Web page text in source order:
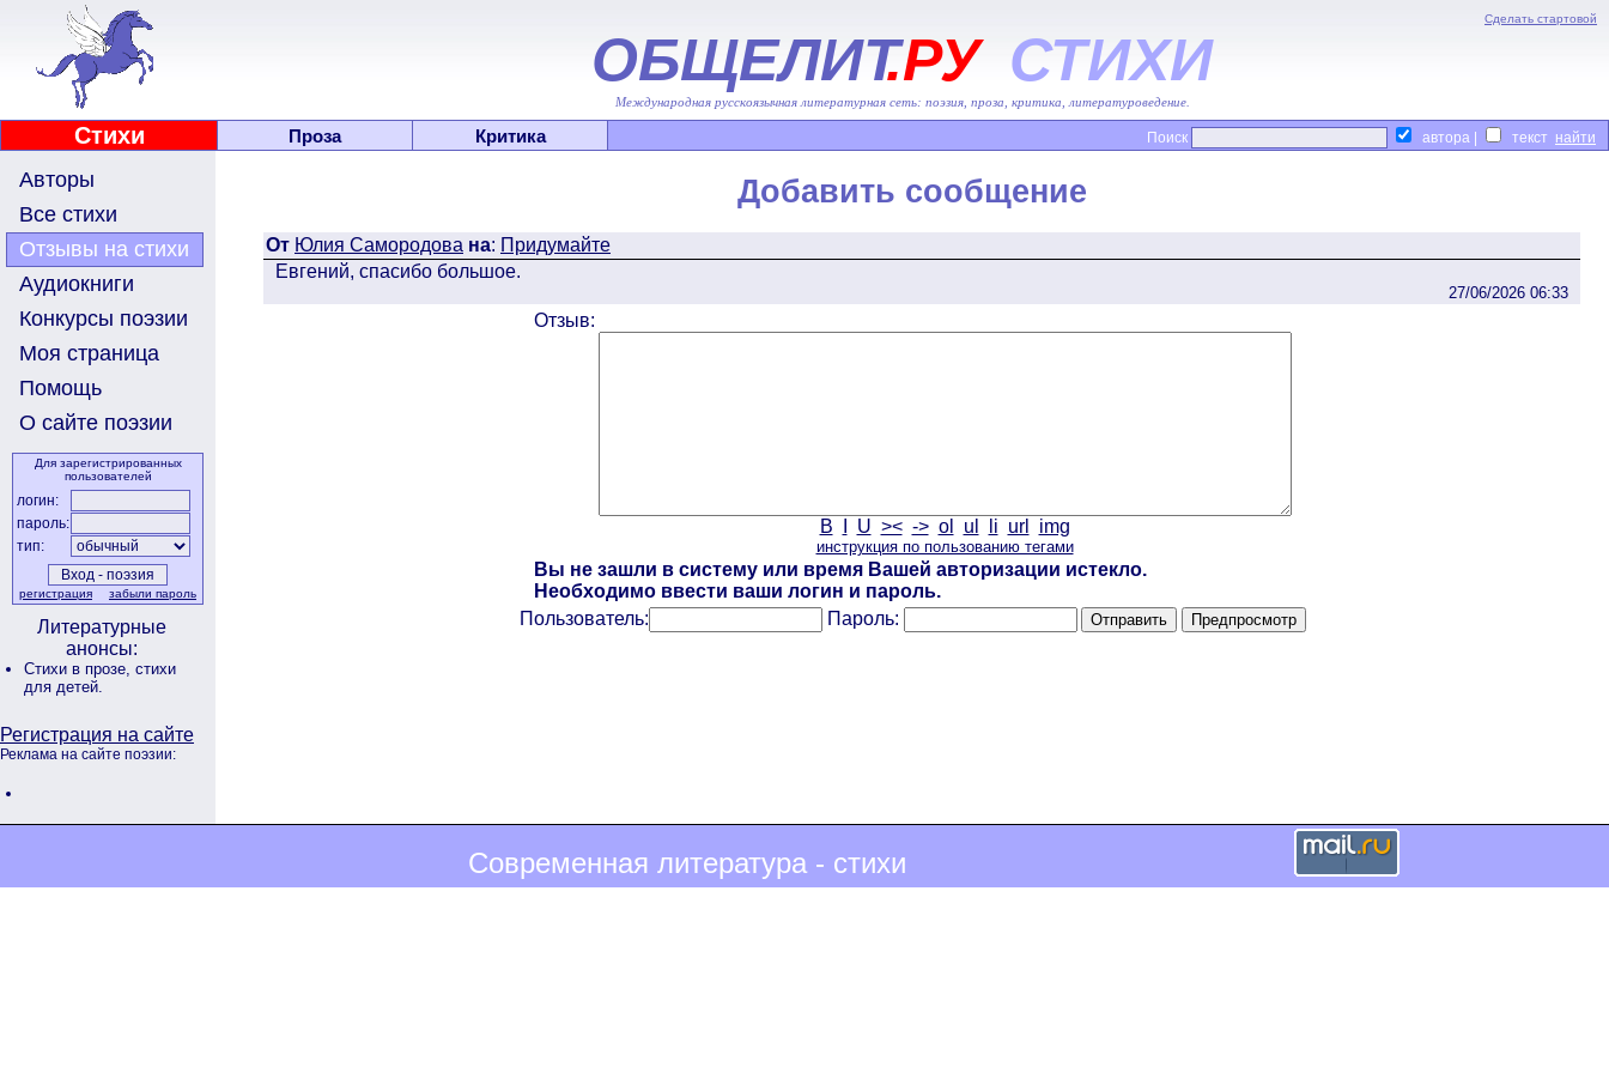
Сделать стартовой
ОБЩЕЛИТ.РУ СТИХИ
Международная русскоязычная литературная сеть: поэзия, проза, критика, литературоведение.
Стихи Проза Критика Поиск автора | текст
Авторы
Все стихи
Отзывы на стихи
Аудиокниги
Конкурсы поэзии
Моя страница
Помощь
О сайте поэзии
Для зарегистрированных
пользователей
логин:
пароль:
тип:
регистрация забыли пароль
Литературные
анонсы:
Стихи в прозе, стихи
для детей.
Регистрация на сайте
Реклама на сайте поэзии:
Добавить сообщение
От Юлия Самородова на: Придумайте
Евгений, спасибо большое.
27/06/2026 06:33
Отзыв:
B U >< -> ol ul li url img
инструкция по пользованию тегами
Вы не зашли в систему или время Вашей авторизации истекло.
Необходимо ввести ваши логин и пароль.
Пользователь:
Пароль:
Современная литература - стихи